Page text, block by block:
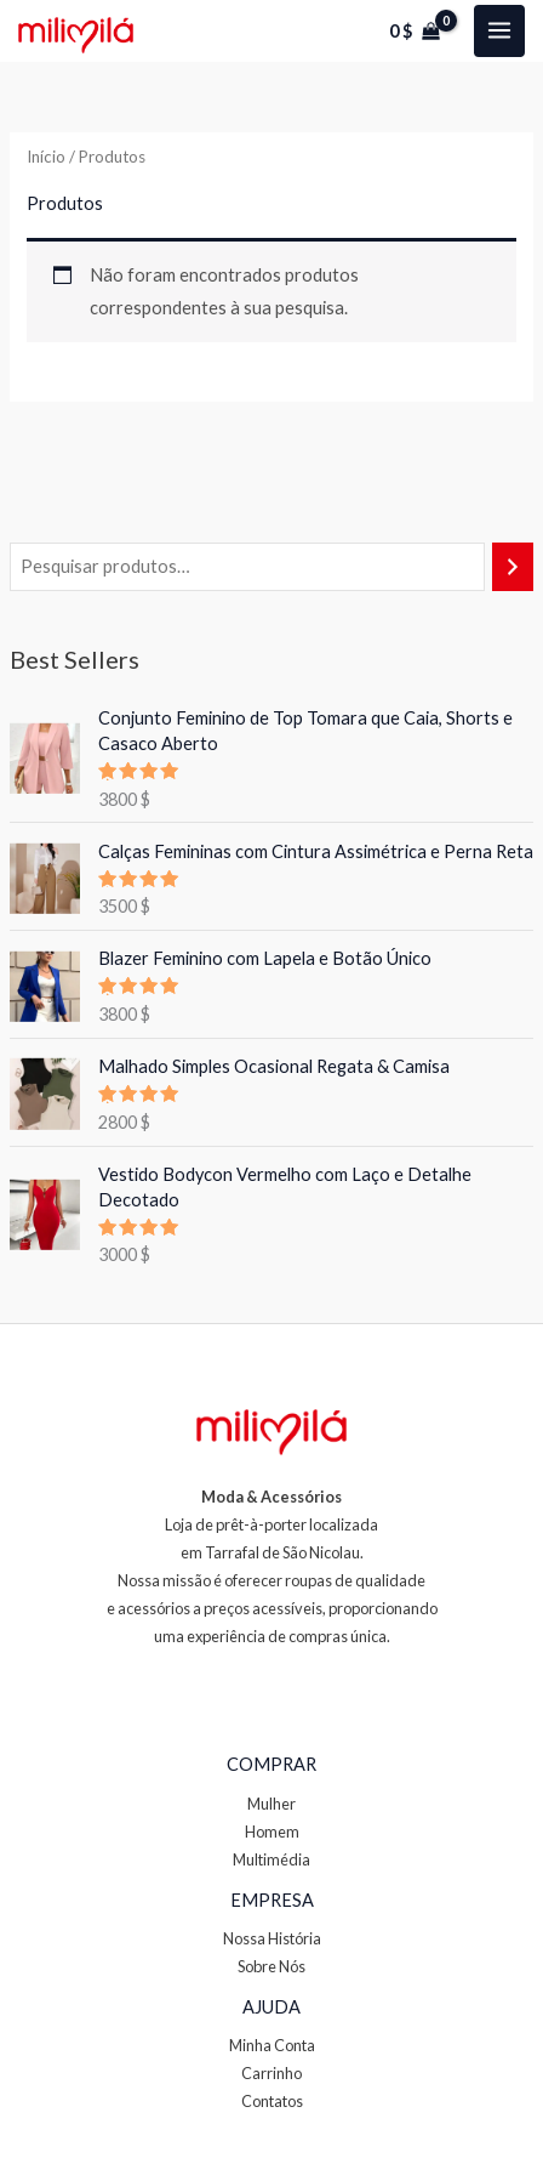
0$
Best Sellers
Conjunto Feminino de Top Tomara que Caia, Shorts e
Casaco Aberto
Avaliação
de 5
3800$
Calças Femininas com Cintura Assimétrica e Perna Reta
Avaliação
de 5
3500$
Blazer Feminino com Lapela e Botão Único
Avaliação
de 5
3800$
Malhado Simples Ocasional Regata & Camisa
Avaliação
de 5
2800$
Vestido Bodycon Vermelho com Laço e Detalhe
Decotado
Avaliação
3000$
Início / Produtos
Produtos
Não foram encontrados produtos
correspondentes à sua pesquisa.
Moda & Acessórios
Loja de prêt-à-porter localizada
em Tarrafal de São Nicolau.
Nossa missão é oferecer roupas de qualidade
e acessórios a preços acessíveis, proporcionando
uma experiência de compras única.
COMPRAR
Mulher
Homem
Multimédia
EMPRESA
Nossa História
Sobre Nós
AJUDA
Minha Conta
Carrinho
Contatos